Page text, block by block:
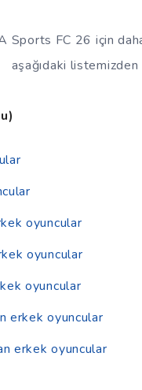
FC 26 için
aşağıdaki
oyuncular
oyuncular
oyuncular
erkek oyuncular
erkek oyuncular